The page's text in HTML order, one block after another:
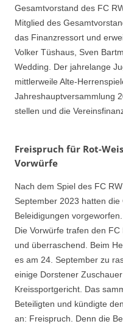
Gesamtvorstand des FC
Mitglied des
das Finanzressort und
Volker Tüshaus, Sven
Wedding. Der jahrelange
mittlerweile Alte-
Jahreshauptversammlung
stellen und die
Freispruch für Rot-
Vorwürfe
Nach dem Spiel des FC
September 2023 hatten
Beleidigungen
Die Vorwürfe trafen den
und überraschend. Beim
es am 24. September zu
einige Dorstener
Kreissportgericht. Das
Beteiligten und kündigte
an: Freispruch. Denn die